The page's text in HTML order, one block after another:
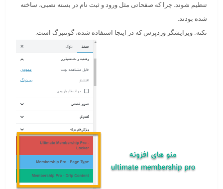
تنظیم شوند. چرا که صفحاتی مثل ورود و ثبت نام در بسته نصبی، ساخته
شده بودند.
نکته: ویرایشگر وردپرس که در اینجا استفاده شده، گوتنبرگ است.